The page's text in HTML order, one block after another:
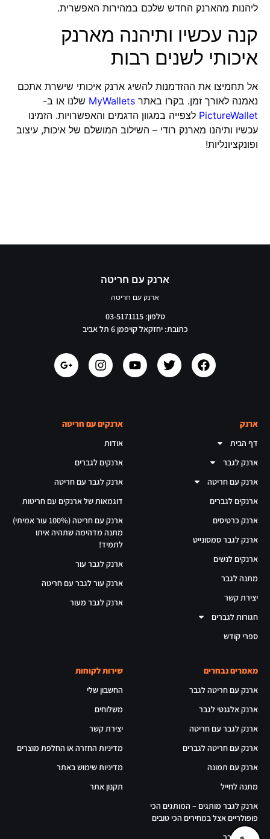
ליהנות מהארנק החדש שלכם במהירות האפשרית.
קנה עכשיו ותיהנה מארנק
איכותי לשנים רבות
אל תחמיצו את ההזדמנות להשיג ארנק איכותי שישרת אתכם
נאמנה לאורך זמן. בקרו באתר MyWallets שלנו או ב-
PictureWallet לצפייה במגוון הדגמים והאפשרויות. הזמינו
עכשיו ותיהנו מארנק רודי – השילוב המושלם של איכות, עיצוב
ופונקציונליות!
ארנק עם חריטה
ארנק עם חריטה
טלפון: 03-5171115
כתובת: יחזקאל קויפמן 6 תל אביב
ארנק
דף הבית
ארנק לגבר
ארנק עם חריטה
ארנקים לגברים
ארנק כרטיסים
ארנק לגבר סמסונייט
ארנקים לנשים
מתנה לגבר
יצירת קשר
חגורות לגברים
ספרי קודש
ארנקים עם חריטה
אודות
ארנקים לגברים
ארנק לגבר עם חריטה
דוגמאות של ארנקים עם חריטות
ארנק עם חריטה (100% עור אמיתי)
מתנה מדהימה שתהיה איתו
לתמיד!
ארנק לגבר עור
ארנק עור לגבר עם חריטה
ארנק לגבר מעור
מאמרים נבחרים
ארנק עם חריטה לגבר
ארנק אלגנטי לגבר
ארנק לגבר עם חריטה
ארנק עם חריטה לגברים
ארנק עם תמונה
מתנה לחייל
ארנק לגבר מותגים – המותגים הכי
פופולריים אצל במחירים הכי טובים
שירות לקוחות
החשבון שלי
משלוחים
יצירת קשר
מדיניות החזרה או החלפת מוצרים
מדיניות שימוש באתר
תקנון אתר